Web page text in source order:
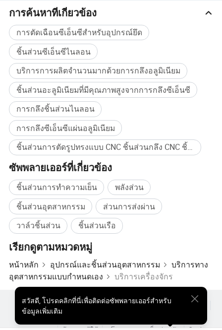
การตกแต่งพื้นผิว
ระบบควบคุมคุณภาพ
มาตรฐานการตรวจสอบ:
HB5800-1( 1999 ไม่มีการระบุความคลาดเคลื่อนของขนาด ), GB/T2828.2012 (AQL)
การค้นหาที่เกี่ยวข้อง
การตัดเฉือนซีเอ็นซีสำหรับอุปกรณ์ยึด
ชิ้นส่วนซีเอ็นซีไนลอน
บริการการผลิตจำนวนมากด้วยการกลึงอลูมิเนียม
ชิ้นส่วนอะลูมิเนียมที่มีคุณภาพสูงจากการกลึงซีเอ็นซี
การกลึงชิ้นส่วนไนลอน
การกลึงซีเอ็นซีแผ่นอลูมิเนียม
ชิ้นส่วนการตัดรูปทรงแบบ CNC ชิ้นส่วนกลึง CNC ชิ้นส่วนการกลึงแบบ CNC ที่มีความเที่ยงตรงชิ้นส่วน CNC ชิ้นส่วนการตัดรูปทรงของ CNC แบบ 5 แกนชิ้นส่วนการกลึง CNC ชิ้นส่วนกลึงแต่งแบบ CNC ชิ้นส่วนวัสดุอะลูมิเนียมยานยนต์ชิ้นส่วนวัสดุของรถยนต์วัสดุ CNC สแตนเลสสตีลชิ้นส่วนการตัดเฉือน CNC แบบอะลูมิเนียม CNC ซื้อจำนวนมาก
ซัพพลายเออร์ที่เกี่ยวข้อง
ชิ้นส่วนการทำความเย็น
พลังส่วน
ชิ้นส่วนอุตสาหกรรม
ส่วนการส่งผ่าน
วาล์วชิ้นส่วน
ชิ้นส่วนเรือ
เรียกดูตามหมวดหมู่
หน้าหลัก อุปกรณ์และชิ้นส่วนอุตสาหกรรม
บริการทาง
อุตสาหกรรมแบบกำหนดเอง
บริการเครื่องจักร
สวัสดี,โปรดคลิกที่นี่เพื่อติดต่อซัพพลายเออร์สำหรับ
ข้อมูลเพิ่มเติม
ผลิตภัณฑ์ยอดนิยม สินค้ายอดนิยม ราคา
ขายส่งผลิตภัณฑ์ร้อน